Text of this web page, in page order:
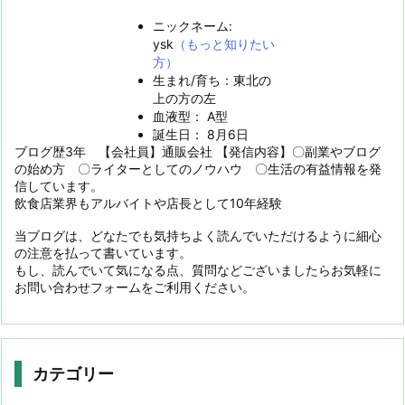
ニックネーム:
ysk （もっと知りたい
方）
生まれ/育ち：東北の
上の方の左
血液型： A型
誕生日： 8月6日
ブログ歴3年 【会社員】通販会社 【発信内容】〇副業やブログ
の始め方 〇ライターとしてのノウハウ 〇生活の有益情報を発
信しています。
飲食店業界もアルバイトや店長として10年経験
当ブログは、どなたでも気持ちよく読んでいただけるように細心
の注意を払って書いています。
もし、読んでいて気になる点、質問などございましたらお気軽に
お問い合わせフォームをご利用ください。
カテゴリー